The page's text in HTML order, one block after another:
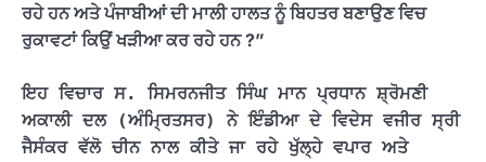
ਰਹੇ ਹਨ ਅਤੇ ਪੰਜਾਬੀਆਂ ਦੀ ਮਾਲੀ ਹਾਲਤ ਨੂੰ ਬਿਹਤਰ ਬਣਾਉਣ ਵਿਚ
ਰੁਕਾਵਟਾਂ ਕਿਉਂ ਖੜੀਆ ਕਰ ਰਹੇ ਹਨ ?”
ਇਹ ਵਿਚਾਰ ਸ. ਸਿਮਰਨਜੀਤ ਸਿੰਘ ਮਾਨ ਪ੍ਰਧਾਨ ਸ਼੍ਰੋਮਣੀ
ਅਕਾਲੀ ਦਲ (ਅੰਮ੍ਰਿਤਸਰ) ਨੇ ਇੰਡੀਆ ਦੇ ਵਿਦੇਸ ਵਜੀਰ ਸ੍ਰੀ
ਜੈਸੰਕਰ ਵੱਲੋ ਚੀਨ ਨਾਲ ਕੀਤੇ ਜਾ ਰਹੇ ਖੁੱਲ੍ਹੇ ਵਪਾਰ ਅਤੇ